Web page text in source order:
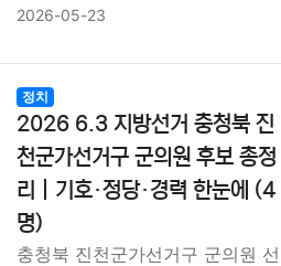
2026-05-23
정치
2026 6.3 지방선거 충청북 진
천군가선거구 군의원 후보 총정
리｜기호·정당·경력 한눈에 (4
명)
충청북 진천군가선거구 군의원